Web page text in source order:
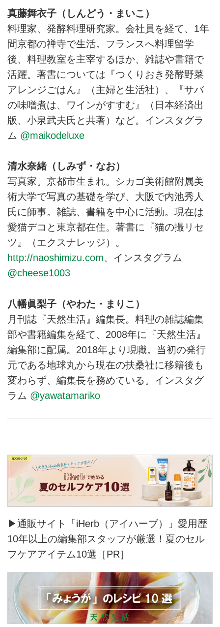
真藤舞衣子（しんどう・まいこ）
料理家、発酵料理研究家。会社員を経て、1年
間京都の禅寺で生活。フランスへ料理留学
後、料理教室を主宰するほか、雑誌や書籍で
活躍。著書については『つくりおき発酵野菜
アレンジごはん』（主婦と生活社）、『サバ
の味噌煮は、ワインがすすむ』（日本経済出
版、小泉武夫氏と共著）など。インスタグラ
ム @maikodeluxe
清水奈緒（しみず・なお）
写真家。京都市生まれ。シカゴ美術館附属美
術大学で写真の基礎を学び、大阪で内池秀人
氏に師事。雑誌、書籍を中心に活動。現在は
愛猫デコと東京都在住。著書に『猫の撮リセ
ツ』（エクスナレッジ）。
http://naoshimizu.com、インスタグラム
@cheese1003
八幡眞梨子（やわた・まりこ）
月刊誌『天然生活』編集長。料理の雑誌編集
部や書籍編集を経て、2008年に『天然生活』
編集部に配属。2018年より現職。当初の発行
元である地球丸から現在の扶桑社に移籍後も
変わらず、編集長を務めている。インスタグ
ラム @yawatamariko
▶通販サイト「iHerb（アイハーブ）」愛用歴
10年以上の編集部スタッフが厳選！夏のセル
フケアアイテム10選［PR］